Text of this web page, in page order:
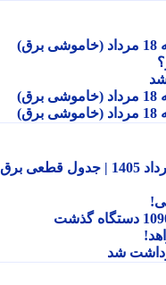
برنامه قطعی برق تهران یکشنبه 18 مرداد 1405 | جدول قطعی برق